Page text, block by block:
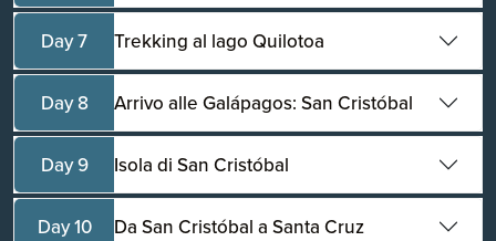
Day 7 Trekking al lago Quilotoa
Day 8 Arrivo alle Galápagos: San Cristóbal
Day 9 Isola di San Cristóbal
Day 10 Da San Cristóbal a Santa Cruz